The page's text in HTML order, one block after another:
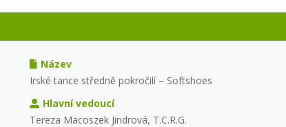
Název
Irské tance středně pokročilí – Softshoes
Hlavní vedoucí
Tereza Macoszek Jindrová, T.C.R.G.